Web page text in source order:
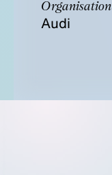
Organisation
Audi